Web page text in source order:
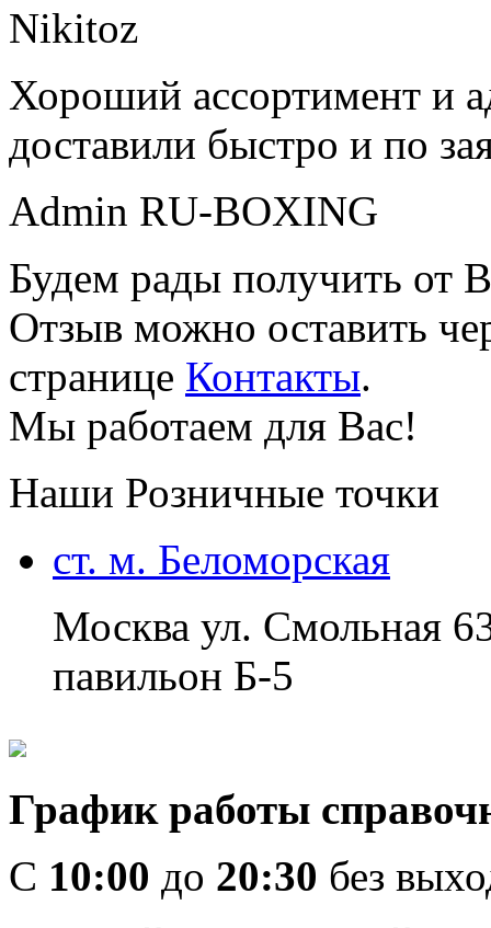
Nikitoz
Хороший ассортимент и
доставили быстро и по
Admin RU-BOXING
Будем рады получить от
Отзыв можно оставить
странице Контакты.
Мы работаем для Вас!
Наши Розничные точки
ст. м. Беломорская
Москва ул. Смольная
павильон Б-5
График работы
C 10:00 до 20:30 без